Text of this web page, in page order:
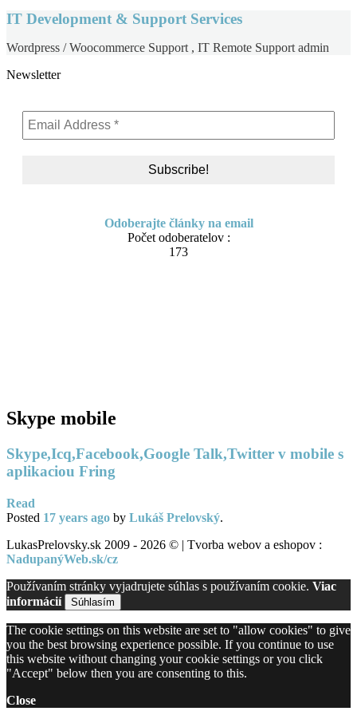
IT Development & Support Services
Wordpress / Woocommerce Support , IT Remote Support admin
Newsletter
Odoberajte články na email
Počet odoberatelov :
173
Skype mobile
Skype,Icq,Facebook,Google Talk,Twitter v mobile s
aplikaciou Fring
Read
Posted 17 years ago by Lukáš Prelovský.
LukasPrelovsky.sk 2009 - 2026 © | Tvorba webov a eshopov :
NadupanýWeb.sk/cz
Používaním stránky vyjadrujete súhlas s používaním cookie. Viac
informácií
Súhlasím
The cookie settings on this website are set to "allow cookies" to give
you the best browsing experience possible. If you continue to use
this website without changing your cookie settings or you click
"Accept" below then you are consenting to this.
Close